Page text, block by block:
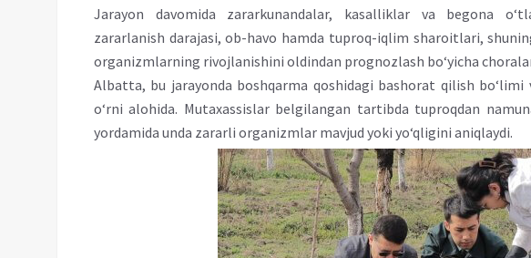
Jarayon davomida zararkunandalar, kasalliklar va begona
zararlanish darajasi, ob-havo hamda tuproq-iqlim sharoitlari,
organizmlarning rivojlanishini oldindan prognozlash bo‘yicha
Albatta, bu jarayonda boshqarma qoshidagi bashorat qilish
o‘rni alohida. Mutaxassislar belgilangan tartibda tuproqdan
yordamida unda zararli organizmlar mavjud yoki yo‘qligini aniqlaydi.